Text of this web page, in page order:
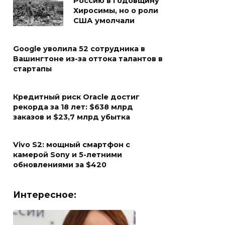
Хиросимы, но о роли
США умолчали
Google уволила 52 сотрудника в
Вашингтоне из-за оттока талантов в
стартапы
Кредитный риск Oracle достиг
рекорда за 18 лет: $638 млрд
заказов и $23,7 млрд убытка
Vivo S2: мощный смартфон с
камерой Sony и 5-летними
обновлениями за $420
Интересное: